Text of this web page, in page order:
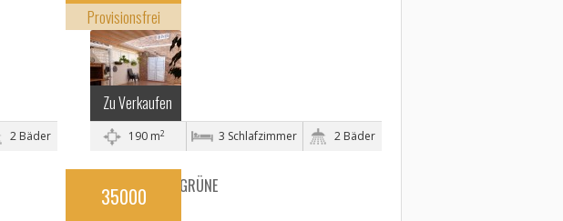
2 Bäder
Community
Zu Verkaufen
Provisionsfrei
190 m2 3 Schlafzimmer 2 Bäder
MIT BLICK INS GRÜNE
Leipzig, Saxony
35000